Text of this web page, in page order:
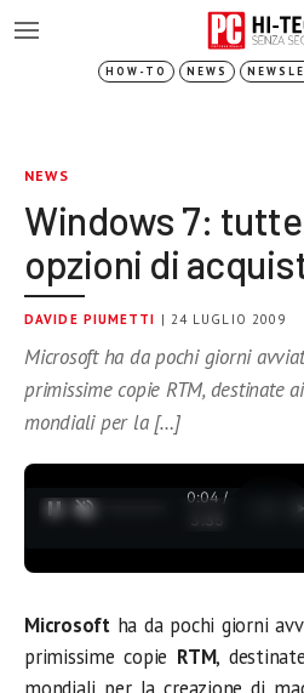
HOW-TO NEWS
NEWS
Windows 7:
opzioni di
DAVIDE PIUMETTI | 24 LUGLIO 2009
Microsoft ha da pochi giorni
primissime copie RTM, destinate
mondiali per la […]
0:04 /
3:35
Microsoft ha da pochi giorni
primissime copie RTM,